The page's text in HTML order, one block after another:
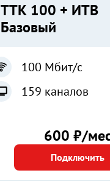
ТТК 100 + ИТВ
Базовый
100 Мбит/с
159 каналов
600 ₽/
Подключить